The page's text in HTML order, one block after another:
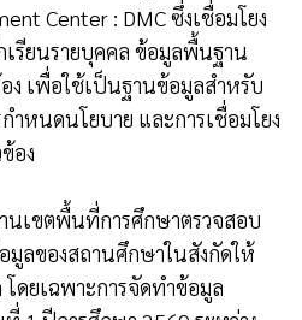
Center : DMC ซึ่งเชื่อมโยง
รียนรายบุคคล ข้อมูลพื้นฐาน
ง เพื่อใช้เป็นฐานข้อมูลสำหรับ
ำหนดนโยบาย และการเชื่อมโยง
อง
นเขตพื้นที่การศึกษาตรวจสอบ
มูลของสถานศึกษาในสังกัดให้
ยเฉพาะการจัดทำข้อมูล